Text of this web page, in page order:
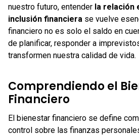
nuestro futuro, entender la relación
inclusión financiera se vuelve
financiero no es solo el saldo en
de planificar, responder a
transformen nuestra calidad de vida.
Comprendiendo el
Financiero
El bienestar financiero se define
control sobre las finanzas